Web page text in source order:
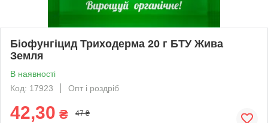
Біофунгіцид Триходерма 20 г БТУ Жива
Земля
В наявності
Код: 17923
Опт і роздріб
42,30 ₴ 47 ₴